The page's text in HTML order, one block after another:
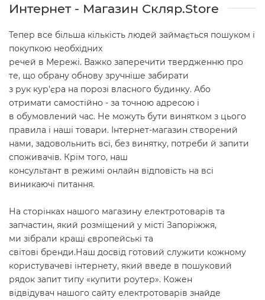
Интернет - Магазин Скляр.Store
Тепер все більша кількість людей займається пошуком і
покупкою необхідних
речей в Мережі. Важко заперечити твердженню про
те, що обрану обнову зручніше забирати
з рук кур'єра на порозі власного будинку. Або
отримати самостійно - за точною адресою і
в обумовлений час. Не можуть бути винятком з цього
правила і наші товари. Інтернет-магазин створений
нами, задовольнить всі, без винятку, потреби й запити
споживачів. Крім того, наш
консультант в режимі онлайн відповість на всі
виникаючі питання.
На сторінках нашого магазину електротоварів та
запчастин, який розміщений у місті Запоріжжя,
ми зібрали кращі європейські та
світові бренди.Наш досвід готовий служити кожному
користувачеві інтернету, який введе в пошуковий
рядок запит типу «купити роутер». Кожен
відвідувач нашого сайту електротоварів знайде